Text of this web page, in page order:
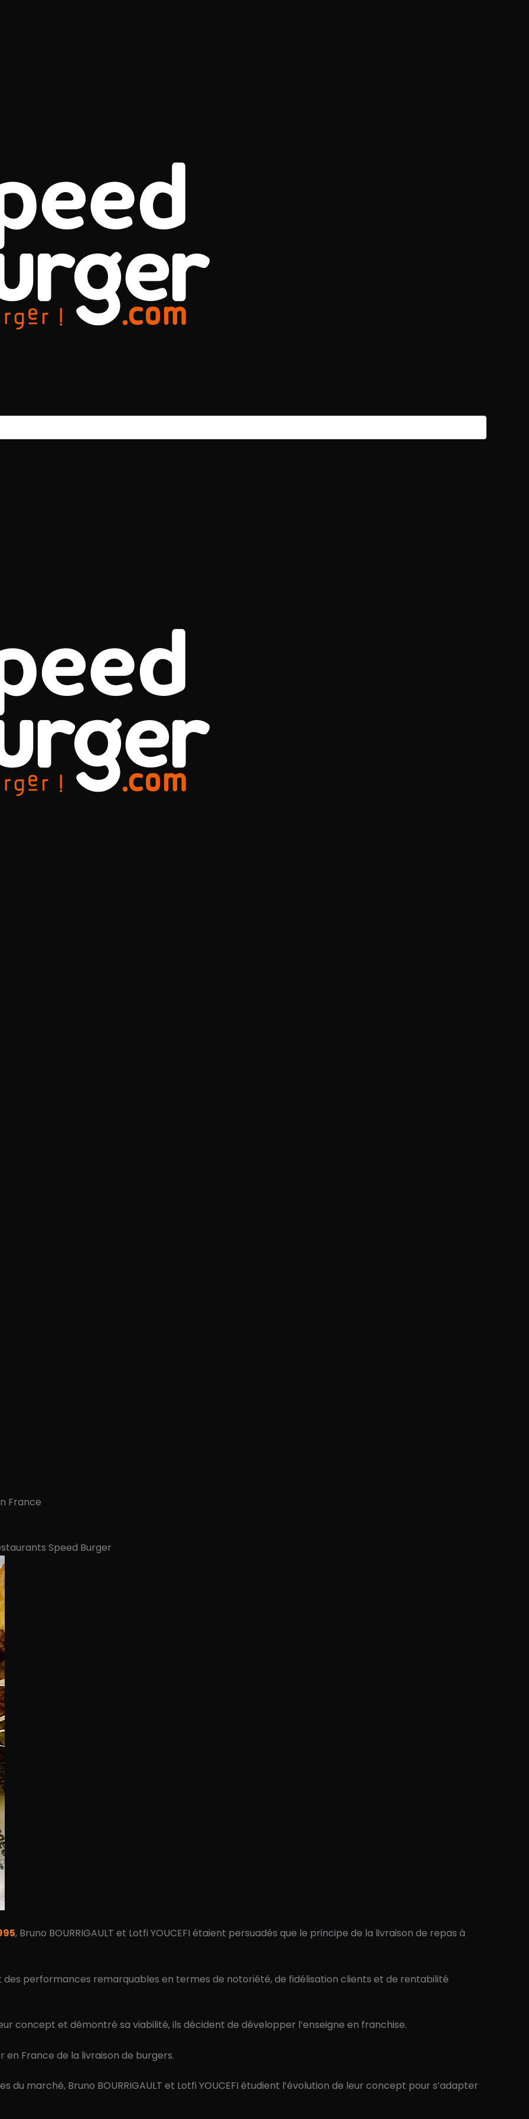
France
Speed Burger
, Bruno BOURRIGAULT et Lotfi YOUCEFI étaient persuadés que le principe de la livraison de repas à
performances remarquables en termes de notoriété, de fidélisation clients et de rentabilité
concept et démontré sa viabilité, ils décident de développer l’enseigne en franchise.
en France de la livraison de burgers.
marché, Bruno BOURRIGAULT et Lotfi YOUCEFI étudient l’évolution de leur concept pour s’adapter